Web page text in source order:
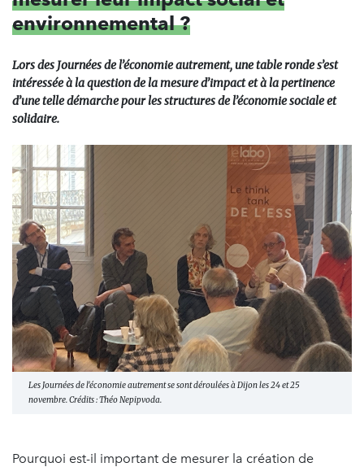
environnemental ?
Lors des Journées de l’économie autrement, une table ronde s’est
intéressée à la question de la mesure d’impact et à la pertinence
d’une telle démarche pour les structures de l’économie sociale et
solidaire.
Les Journées de l'économie autrement se sont déroulées à Dijon les 24 et 25
novembre. Crédits : Théo Nepipvoda.
Pourquoi est-il important de mesurer la création de